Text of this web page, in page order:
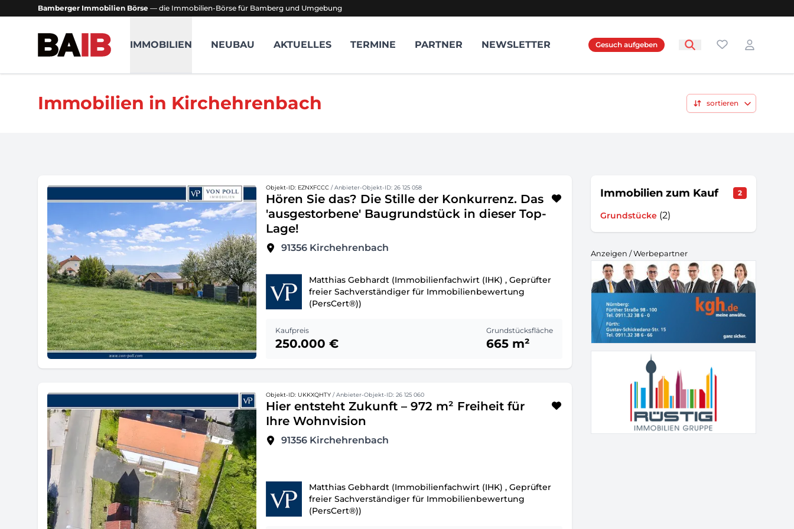
Bamberger Immobilien Börse — die Immobilien-Börse für Bamberg und Umgebung
Bamberger Immobilien Börse
IMMOBILIEN NEUBAU AKTUELLES TERMINE PARTNER NEWSLETTER Gesuch aufgeben Favoriten
Login
Immobilien in Kirchehrenbach sortieren
Objekt-ID: EZNXFCCC / Anbieter-Objekt-ID: 26 125 058
Hören Sie das? Die Stille der Konkurrenz. Das
'ausgestorbene' Baugrundstück in dieser Top-
Lage!
91356 Kirchehrenbach
Matthias Gebhardt (Immobilienfachwirt (IHK) , Geprüfter
freier Sachverständiger für Immobilienbewertung
(PersCert®))
Kaufpreis
250.000 €
Grundstücksfläche
665 m²
Objekt-ID: UKKXQHTY / Anbieter-Objekt-ID: 26 125 060
Hier entsteht Zukunft – 972 m² Freiheit für
Ihre Wohnvision
91356 Kirchehrenbach
Matthias Gebhardt (Immobilienfachwirt (IHK) , Geprüfter
freier Sachverständiger für Immobilienbewertung
(PersCert®))
Immobilien zum Kauf 2
Grundstücke (2)
Anzeigen / Werbepartner